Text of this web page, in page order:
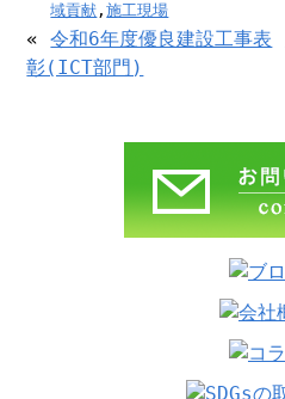
域貢献 ,施工現場
«令和6年度優良建設工事表
彰(ICT部門)